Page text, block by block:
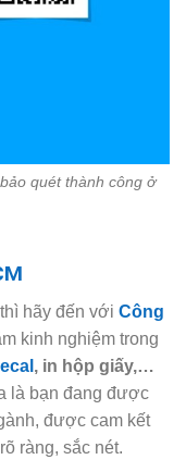
quét thành công ở
hãy đến với Công
kinh nghiệm trong
, in hộp giấy,…
là bạn đang được
được cam kết
ràng, sắc nét.